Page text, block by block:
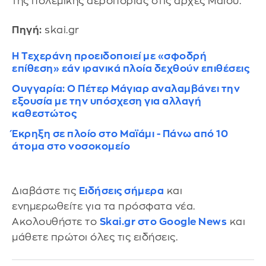
Πηγή: skai.gr
Η Τεχεράνη προειδοποιεί με «σφοδρή
επίθεση» εάν ιρανικά πλοία δεχθούν επιθέσεις
Ουγγαρία: Ο Πέτερ Μάγιαρ αναλαμβάνει την
εξουσία με την υπόσχεση για αλλαγή
καθεστώτος
Έκρηξη σε πλοίο στο Μαϊάμι - Πάνω από 10
άτομα στο νοσοκομείο
Διαβάστε τις Ειδήσεις σήμερα και
ενημερωθείτε για τα πρόσφατα νέα.
Ακολουθήστε το Skai.gr στο Google News και
μάθετε πρώτοι όλες τις ειδήσεις.